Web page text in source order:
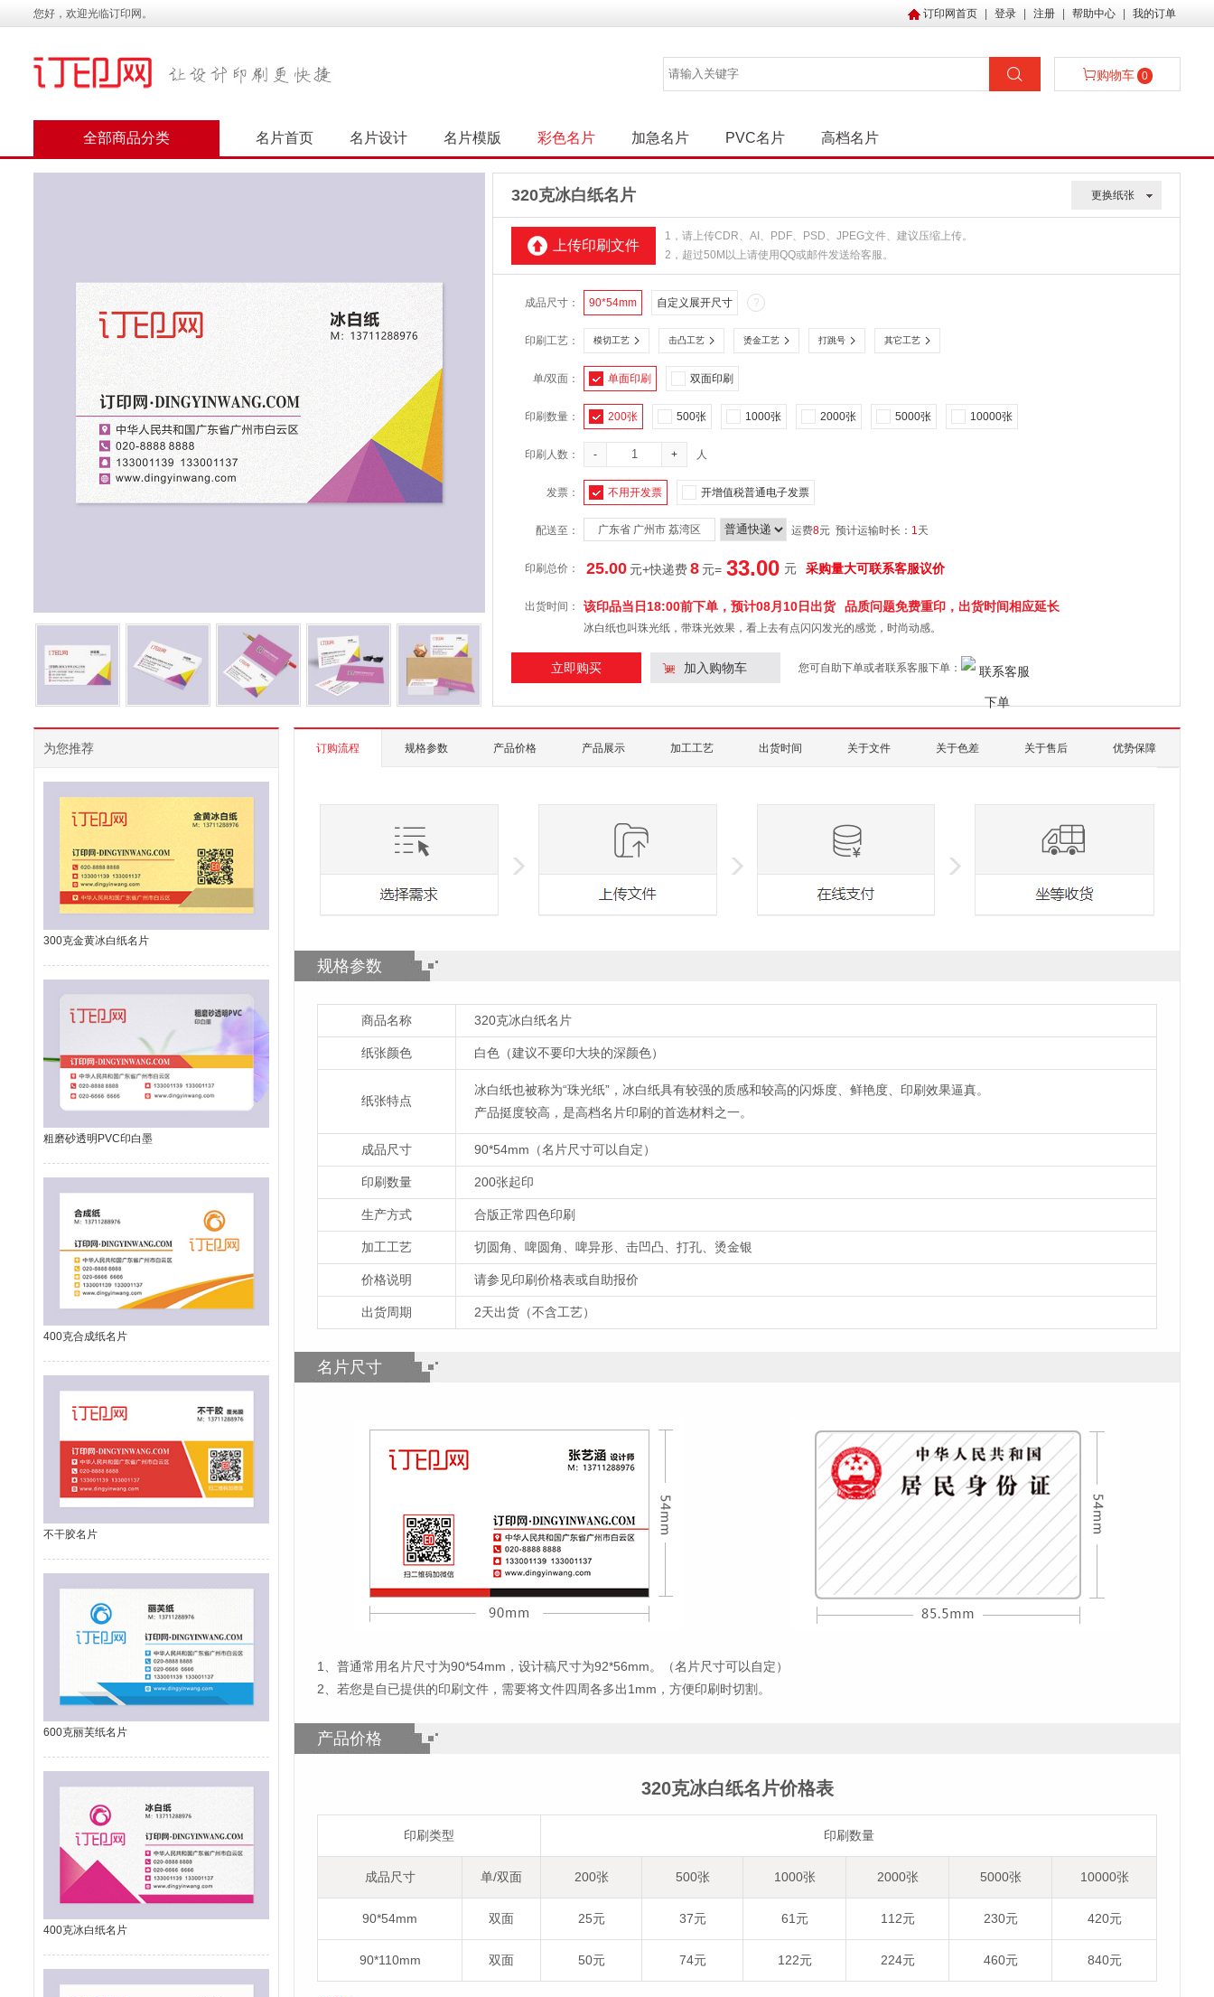
您好，欢迎光临订印网。 订印网首页 登录 注册 帮助中心 我的订单
购物车 0
全部商品分类 名片首页 名片设计 名片模版 彩色名片 加急名片 PVC名片 高档名片
320克冰白纸名片 更换纸张
上传印刷文件
1，请上传CDR、AI、PDF、PSD、JPEG文件、建议压缩上传。
2，超过50M以上请使用QQ或邮件发送给客服。
成品尺寸： 90*54mm 自定义展开尺寸 ?
印刷工艺： 模切工艺 击凸工艺 烫金工艺 打跳号 其它工艺
单/双面： 单面印刷 双面印刷
印刷数量： 200张 500张 1000张 2000张 5000张 10000张
印刷人数： - + 人
发票： 不用开发票 开增值税普通电子发票
配送至： 广东省 广州市 荔湾区 运费8元 预计运输时长： 1天
印刷总价： 25.00 元+快递费8 元= 33.00 元 采购量大可联系客服议价
出货时间： 该印品当日18:00前下单，预计08月10日 出货 品质问题免费重印，出货时间相应延长
冰白纸也叫珠光纸，带珠光效果，看上去有点闪闪发光的感觉，时尚动感。
立即购买 加入购物车 您可自助下单或者联系客服下单：
为您推荐
300克金黄冰白纸名片
粗磨砂透明PVC印白墨
400克合成纸名片
不干胶名片
600克丽芙纸名片
400克冰白纸名片
订购流程 规格参数 产品价格 产品展示 加工工艺 出货时间 关于文件 关于色差 关于售后 优势保障
规格参数
商品名称 320克冰白纸名片
纸张颜色 白色（建议不要印大块的深颜色）
纸张特点
冰白纸也被称为“珠光纸”，冰白纸具有较强的质感和较高的闪烁度、鲜艳度、印刷效果逼真。
产品挺度较高，是高档名片印刷的首选材料之一。
成品尺寸 90*54mm（名片尺寸可以自定）
印刷数量 200张起印
生产方式 合版正常四色印刷
加工工艺 切圆角、啤圆角、啤异形、击凹凸、打孔、烫金银
价格说明 请参见印刷价格表或自助报价
出货周期 2天出货（不含工艺）
名片尺寸
1
普通常用名片尺寸为90*54mm，设计稿尺寸为92*56mm。（名片尺寸可以自定）
2、若您是自已提供的印刷文件，需要将文件四周各多出1mm，方便印刷时切割。
产品价格
320克冰白纸名片价格表
印刷类型 印刷数量
成品尺寸 单/双面 200张 500张 1000张 2000张 5000张 10000张
90*54mm 双面 25元 37元 61元 112元 230元 420元
90*110mm 双面 50元 74元 122元 224元 460元 840元